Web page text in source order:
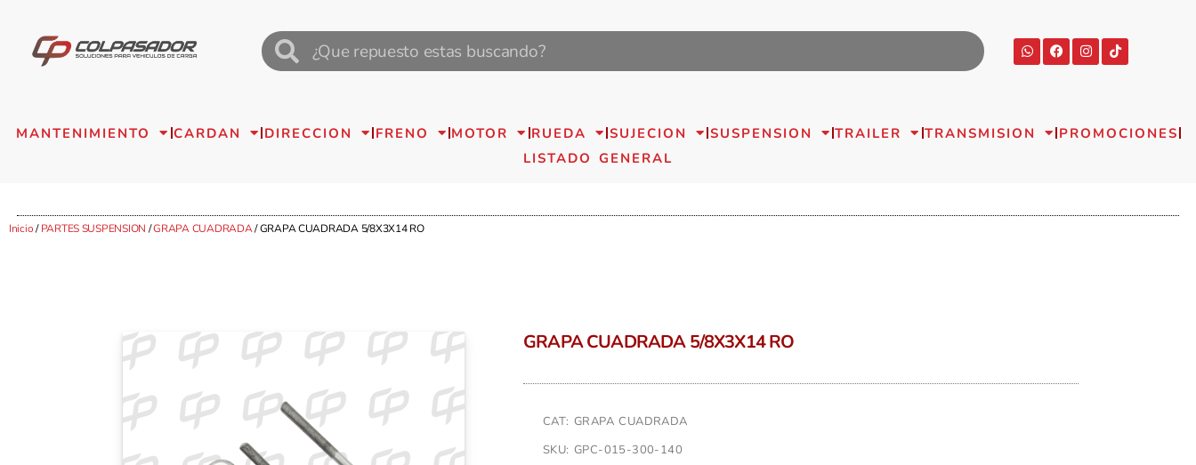
MANTENIMIENTO CARDAN DIRECCION FRENO MOTOR RUEDA SUJECION SUSPENSION TRAILER TRANSMISION
PROMOCIONES
LISTADO GENERAL
Inicio/PARTES SUSPENSION /GRAPA CUADRADA/ GRAPA CUADRADA 5/8X3X14 RO
GRAPA CUADRADA 5/8X3X14 RO
CAT: GRAPA CUADRADA
SKU: GPC-015-300-140